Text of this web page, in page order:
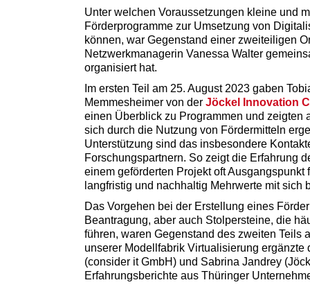
Unter welchen Voraussetzungen kleine und
Förderprogramme zur Umsetzung von
können, war Gegenstand einer zweiteiligen
Netzwerkmanagerin Vanessa Walter
organisiert hat.
Im ersten Teil am 25. August 2023 gaben
Memmesheimer von der Jöckel Innovation
einen Überblick zu Programmen und
sich durch die Nutzung von Fördermitteln
Unterstützung sind das insbesondere
Forschungspartnern. So zeigt die Erfahrung
einem geförderten Projekt oft
langfristig und nachhaltig Mehrwerte mit sich
Das Vorgehen bei der Erstellung eines
Beantragung, aber auch Stolpersteine, die
führen, waren Gegenstand des zweiten Teils
unserer Modellfabrik Virtualisierung
(consider it GmbH) und Sabrina Jandrey
Erfahrungsberichte aus Thüringer